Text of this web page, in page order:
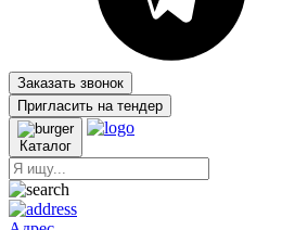
Заказать звонок
Пригласить на тендер
Каталог